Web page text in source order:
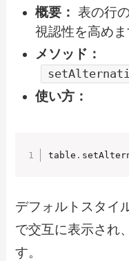
概要： 表の行
視認性を高めま
メソッド：
使い方：
table .
デフォルトスタイ
で交互に表示され
す。